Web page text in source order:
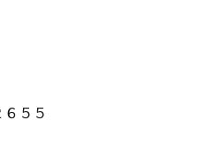
５５